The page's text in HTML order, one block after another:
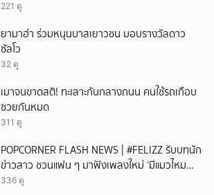
221 ดู
ยามาฮ่า ร่วมหนุนบาสเยาวชน มอบรางวัลดาว
ซัลโว
32 ดู
เมาจนขาดสติ! ทะเลาะกันกลางถนน คนใช้รถเกือบ
ซวยกันหมด
311 ดู
POPCORNER FLASH NEWS | #FELIZZ รับบทนัก
ข่าวสาว ชวนแฟน ๆ มาฟังเพลงใหม่ ‘มีแมวไหม
(Catch Me If You Can)’
336 ดู